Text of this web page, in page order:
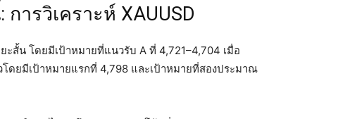
รวิเคราะห์ XAUUSD
สั้น โดยมีเป้าหมายที่แนวรับ A ที่ 4,721–4,704 เมื่อ
ดยมีเป้าหมายแรกที่ 4,798 และเป้าหมายที่สองประมาณ